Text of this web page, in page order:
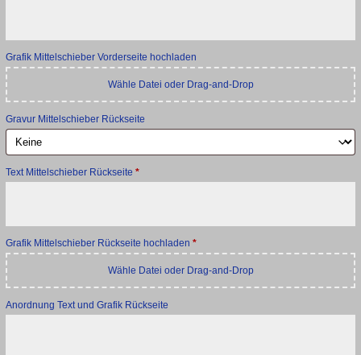
Grafik Mittelschieber Vorderseite hochladen
Wähle Datei oder Drag-and-Drop
Gravur Mittelschieber Rückseite
Text Mittelschieber Rückseite *
Grafik Mittelschieber Rückseite hochladen *
Wähle Datei oder Drag-and-Drop
Anordnung Text und Grafik Rückseite